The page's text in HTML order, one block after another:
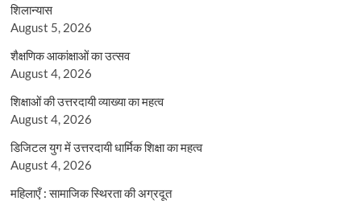
शिलान्यास
August 5, 2026
शैक्षणिक आकांक्षाओं का उत्सव
August 4, 2026
शिक्षाओं की उत्तरदायी व्याख्या का महत्व
August 4, 2026
डिजिटल युग में उत्तरदायी धार्मिक शिक्षा का महत्व
August 4, 2026
महिलाएँ : सामाजिक स्थिरता की अग्रदूत